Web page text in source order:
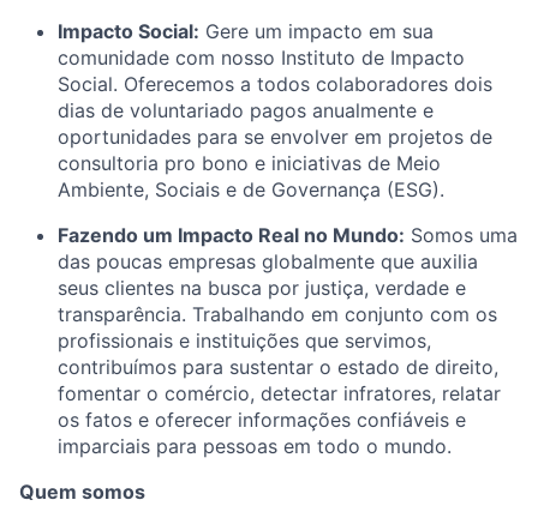
Impacto Social: Gere um impacto em sua
comunidade com nosso Instituto de Impacto
Social. Oferecemos a todos colaboradores dois
dias de voluntariado pagos anualmente e
oportunidades para se envolver em projetos de
consultoria pro bono e iniciativas de Meio
Ambiente, Sociais e de Governança (ESG).
Fazendo um Impacto Real no Mundo: Somos uma
das poucas empresas globalmente que auxilia
seus clientes na busca por justiça, verdade e
transparência. Trabalhando em conjunto com os
profissionais e instituições que servimos,
contribuímos para sustentar o estado de direito,
fomentar o comércio, detectar infratores, relatar
os fatos e oferecer informações confiáveis e
imparciais para pessoas em todo o mundo.
Quem somos